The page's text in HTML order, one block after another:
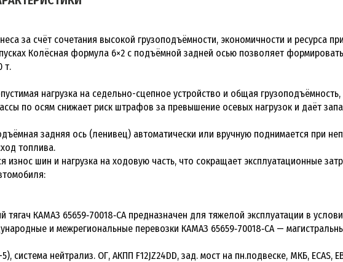
за счёт сочетания высокой грузоподъёмности, экономичности и ресурса
Колёсная формула 6×2 с подъёмной задней осью позволяет
т.
нагрузка на седельно-сцепное устройство и общая
по осям снижает риск штрафов за превышение осевых нагрузок и даёт
задняя ось (ленивец) автоматически или вручную поднимается при
топлива.
износ шин и нагрузка на ходовую часть, что сокращает эксплуатационные
КАМАЗ 65659‑70018‑CA предназначен для тяжелой эксплуатации в
и межрегиональные перевозки КАМАЗ 65659‑70018‑CA —
система нейтрализ. ОГ, АКПП F12JZ24DD, зад. мост на пн.подвеске, МКБ, ECAS,